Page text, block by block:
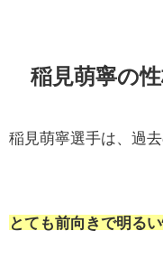
稲見萌寧の
稲見萌寧選手は、過
とても前向きで明る